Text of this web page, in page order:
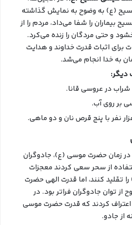
(ع) به وضوح به نمایش گذاشته
بیماران را شفا می‌داد، مردم را از
و حتی مردگان را زنده می‌کرد.
برای اثبات قدرت خداوند و هدایت
به خدا انجام می‌شد.
دیگر:
شراب در عروسی قانا.
بر روی آب.
نفر با پنج قرص نان و دو ماهی.
در زمان حضرت موسی (ع)، جادوگران
از سحر سعی کردند معجزات
کنند، اما قدرت الهی حضرت
توان جادوگران فراتر بود. در
اعتراف کردند که قدرت حضرت موسی
از جادو.